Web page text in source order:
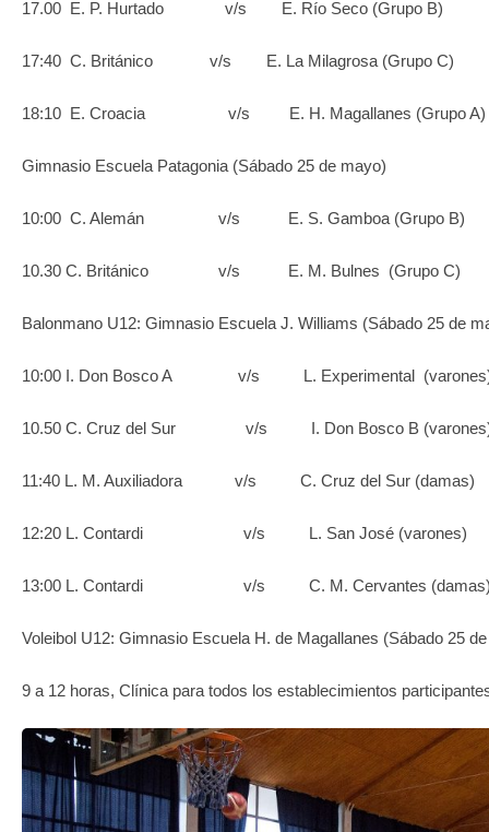
17.00 E. P. Hurtado v/s E. Río Seco (Grupo B)
17:40 C. Británico v/s E. La Milagrosa (Grupo C)
18:10 E. Croacia v/s E. H. Magallanes (Grupo A)
Gimnasio Escuela Patagonia (Sábado 25 de mayo)
10:00 C. Alemán v/s E. S. Gamboa (Grupo B)
10.30 C. Británico v/s E. M. Bulnes (Grupo C)
Balonmano U12: Gimnasio Escuela J. Williams (Sábado 25 de
10:00 I. Don Bosco A v/s L. Experimental
10.50 C. Cruz del Sur v/s I. Don Bosco B
11:40 L. M. Auxiliadora v/s C. Cruz del Sur (damas)
12:20 L. Contardi v/s L. San José (varones)
13:00 L. Contardi v/s C. M. Cervantes
Voleibol U12: Gimnasio Escuela H. de Magallanes (Sábado 25
9 a 12 horas, Clínica para todos los establecimientos